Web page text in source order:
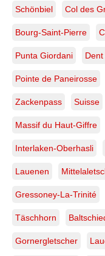
Schönbiel Col des
Bourg-Saint-Pierre
Punta Giordani
Pointe de Paneirosse
Zackenpass Suisse
Massif du Haut-Giffre
Interlaken-Oberhasli
Lauenen
Gressoney-La-Trinité
Täschhorn
Gornergletscher